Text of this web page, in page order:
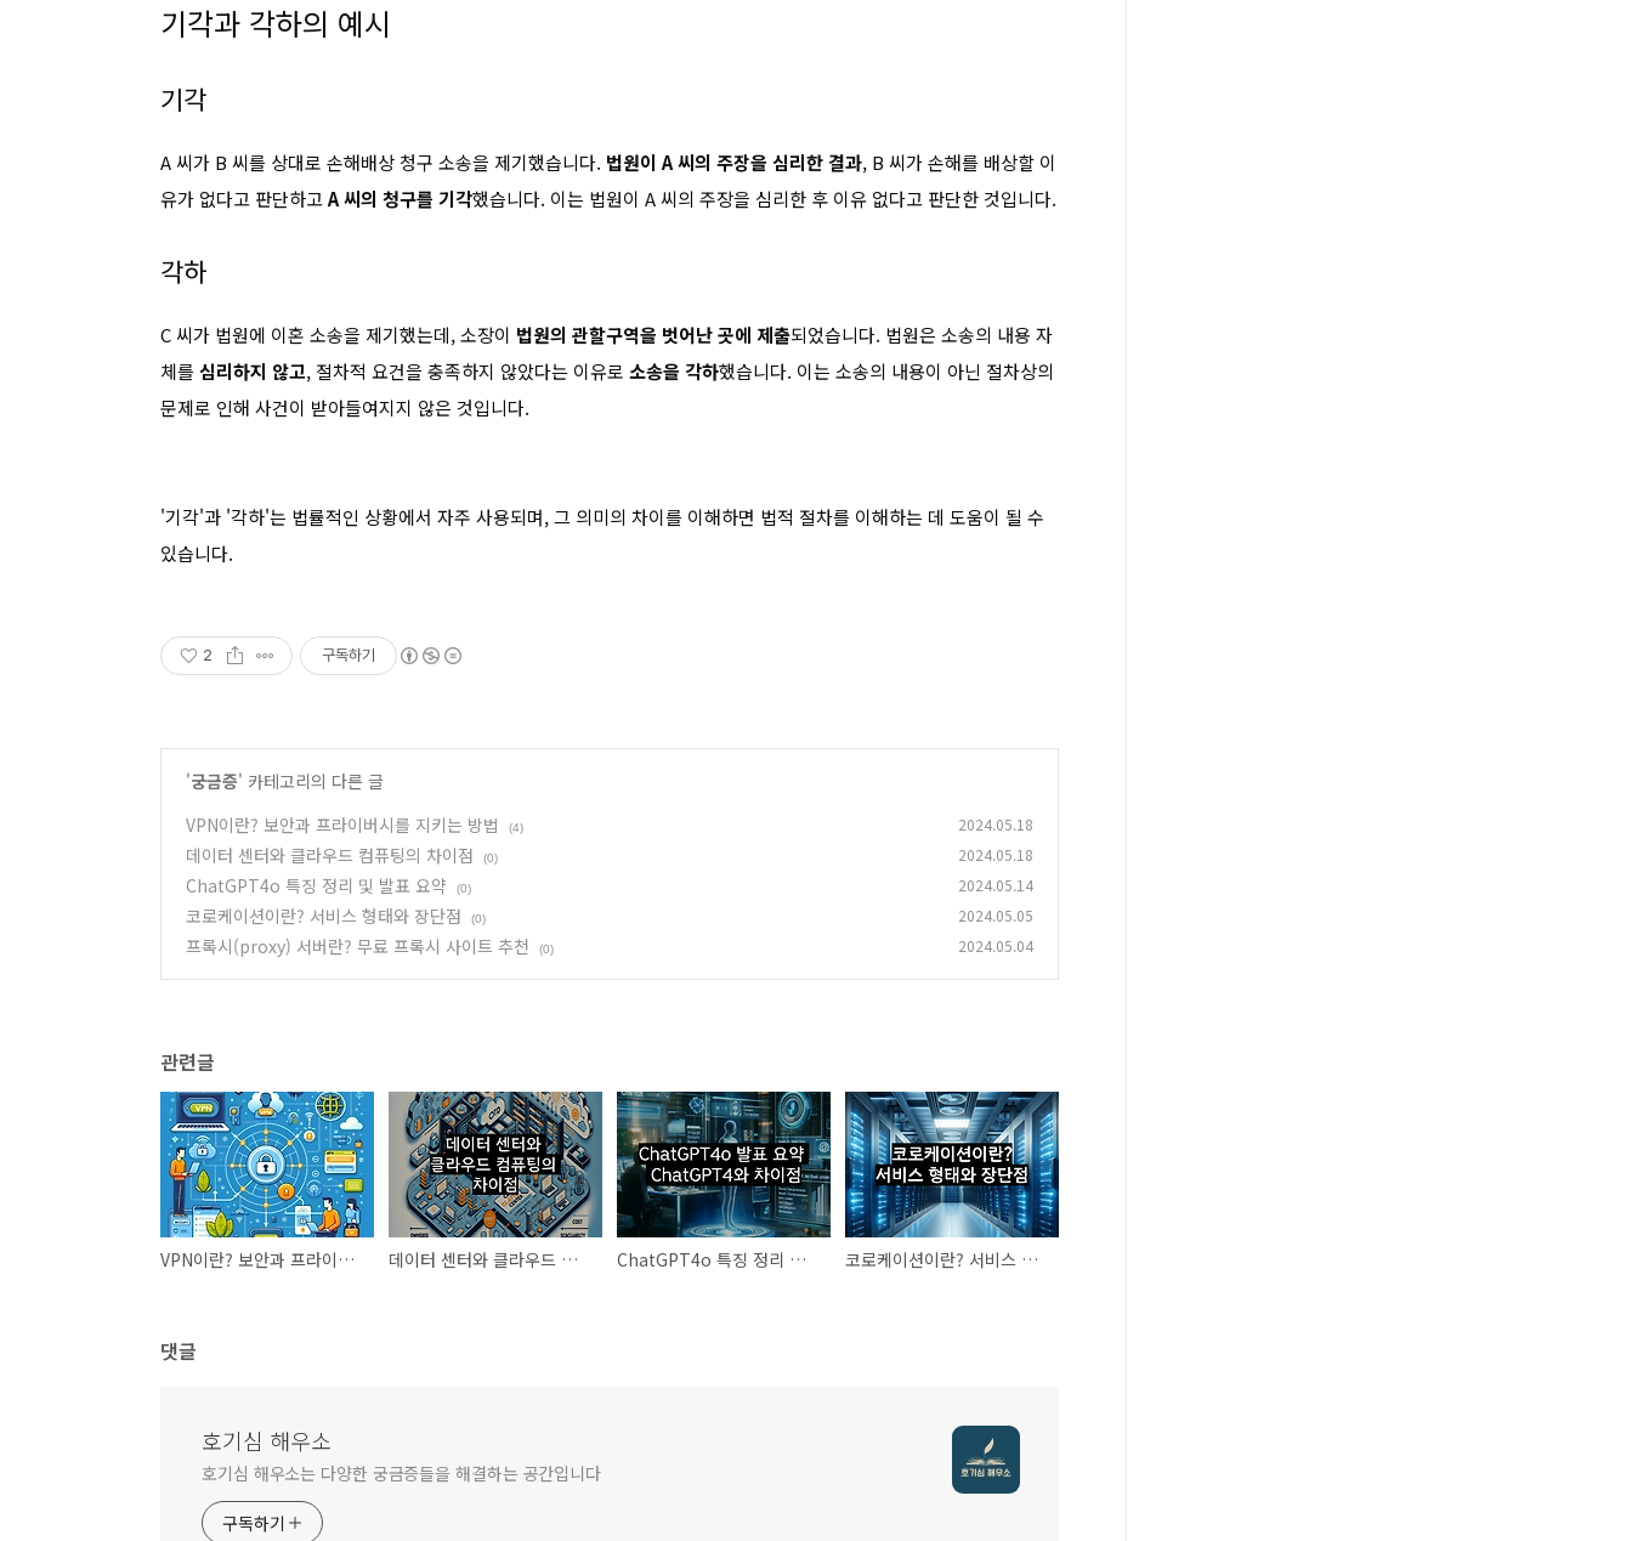
기각과 각하의 예시
기각
A 씨가 B 씨를 상대로 손해배상 청구 소송을 제기했습니다. 법원이 A 씨의 주장을 심리한 결과, B 씨가 손해를 배상할 이
유가 없다고 판단하고A 씨의 청구를 기각했습니다. 이는 법원이 A 씨의 주장을 심리한 후 이유 없다고 판단한 것입니다.
각하
C 씨가 법원에 이혼 소송을 제기했는데, 소장이 법원의 관할구역을 벗어난 곳에 제출되었습니다. 법원은 소송의 내용 자
체를 심리하지 않고, 절차적 요건을 충족하지 않았다는 이유로 소송을 각하했습니다. 이는 소송의 내용이 아닌 절차상의
문제로 인해 사건이 받아들여지지 않은 것입니다.
'기각'과 '각하'는 법률적인 상황에서 자주 사용되며, 그 의미의 차이를 이해하면 법적 절차를 이해하는 데 도움이 될 수
있습니다.
2 구독하기
'궁금증' 카테고리의 다른 글
VPN이란? 보안과 프라이버시를 지키는 방법
(4) 2024.05.18
데이터 센터와 클라우드 컴퓨팅의 차이점 (0) 2024.05.18
ChatGPT4o 특징 정리 및 발표 요약 (0) 2024.05.14
코로케이션이란? 서비스 형태와 장단점 (0) 2024.05.05
프록시(proxy) 서버란? 무료 프록시 사이트 추천 (0) 2024.05.04
관련글
VPN이란? 보안과 프라이버시를 지키는 방법 데이터 센터와 클라우드 컴퓨팅의 차이점 ChatGPT4o 특징 정리 및 발표 요약 코로케이션이란? 서비스 형태와 장단점
댓글
호기심 해우소
호기심 해우소는 다양한 궁금증들을 해결하는 공간입니다
구독하기